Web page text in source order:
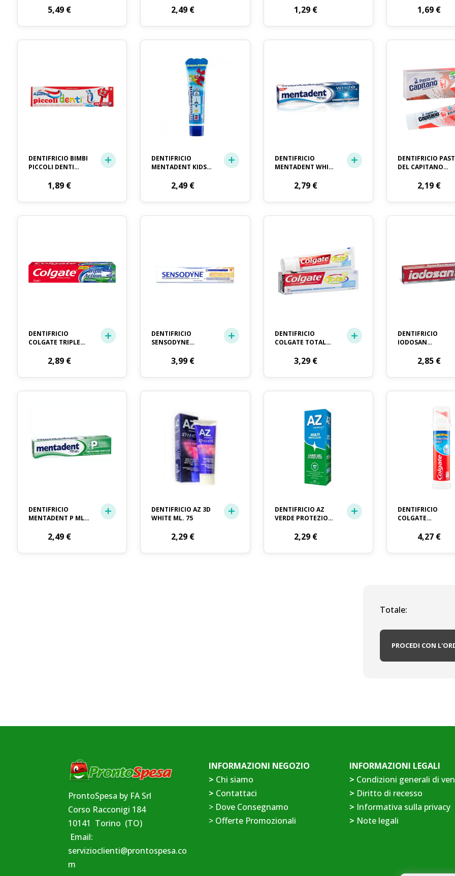
5,49 € 2,49 € 1,29 €
AQUAFRESH ML.
1,69 €
DENTIFRICIO BIMBI
PICCOLI DENTI
1,89 €
DENTIFRICIO
MENTADENT KIDS
2,49 €
DENTIFRICIO
MENTADENT WHITE
2,79 €
DENTIFRICIO
DEL CAPITANO
2,19 €
DENTIFRICIO
COLGATE TRIPLE
2,89 €
DENTIFRICIO
SENSODYNE
SENSIBILI ML. 75
3,99 €
DENTIFRICIO
COLGATE TOTAL
3,29 €
DENTIFRICIO
IODOSAN
GLOBALE ML. 75
2,85 €
DENTIFRICIO
MENTADENT P ML.
2,49 €
DENTIFRICIO AZ 3D
WHITE ML. 75
2,29 €
DENTIFRICIO AZ
VERDE PROTEZIONE
2,29 €
DENTIFRICIO
COLGATE
CARIES DISPENSER
4,27 €
Totale:
PROCEDI CON
ProntoSpesa by FA Srl
Corso Racconigi 184
10141 Torino (TO)
Email:
servizioclienti@prontospesa.co
m
INFORMAZIONI NEGOZIO
> Chi siamo
> Contattaci
> Dove Consegnamo
> Offerte Promozionali
INFORMAZIONI LEGALI
> Condizioni generali di
> Diritto di recesso
> Informativa sulla privacy
> Note legali